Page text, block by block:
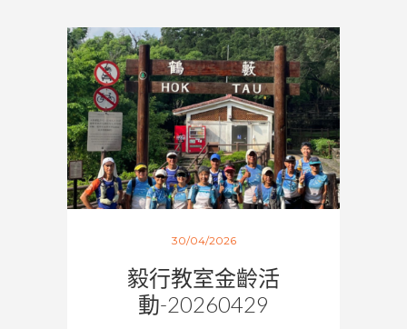
30/04/2026
毅行教室金齡活
動-20260429